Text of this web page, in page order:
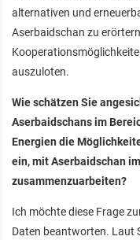
alternativen und
Aserbaidschan zu
auszuloten.
Wie schätzen Sie
Aserbaidschans im
Energien die
ein, mit Aserbaidschan
zusammenzuarbeiten?
Ich möchte diese Frage
Daten beantworten. Laut